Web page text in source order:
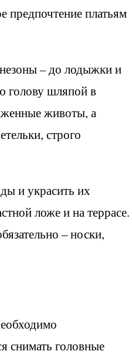
предпочтение платьям
– до лодыжки и
голову шляпой в
животы, а
строго
и украсить их
ложе и на террасе.
– носки,
снимать головные